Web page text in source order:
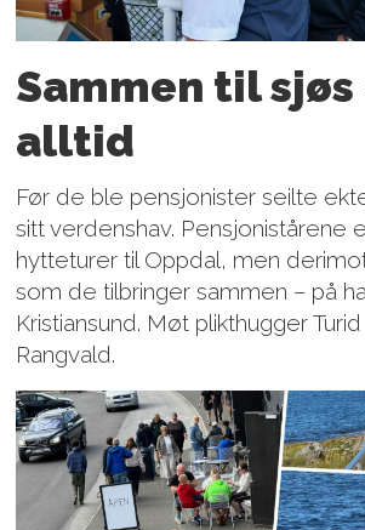
Sammen til
alltid
Før de ble pensjonister seilte
sitt verdenshav. Pensjonistårene
hytteturer til Oppdal, men
som de tilbringer sammen – på
Kristiansund. Møt plikthugger
Rangvald.